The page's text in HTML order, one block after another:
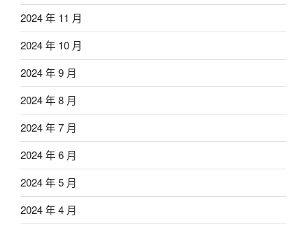
2024 年 11 月
2024 年 10 月
2024 年 9 月
2024 年 8 月
2024 年 7 月
2024 年 6 月
2024 年 5 月
2024 年 4 月